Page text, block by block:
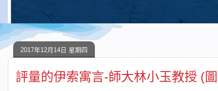
2017年12月14日 星期四
評量的伊索寓言-師大林小玉教授 (